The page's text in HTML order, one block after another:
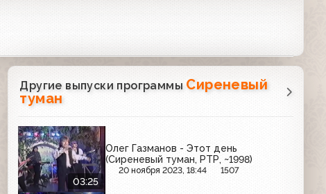
Другие выпуски программы Сиреневый
туман
03:25
Олег Газманов - Этот день
(Сиреневый туман, РТР, ~1998)
20 ноября 2023, 18:44 1507